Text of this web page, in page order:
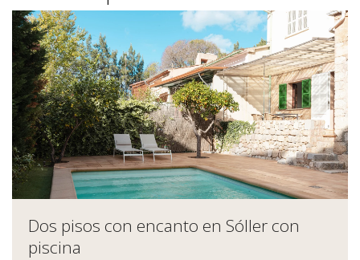
Dos pisos con encanto en Sóller con
piscina